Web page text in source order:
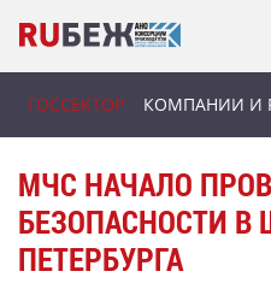
ГОССЕКТОР КОМПАНИИ И
МЧС НАЧАЛО
БЕЗОПАСНОСТИ В
ПЕТЕРБУРГА